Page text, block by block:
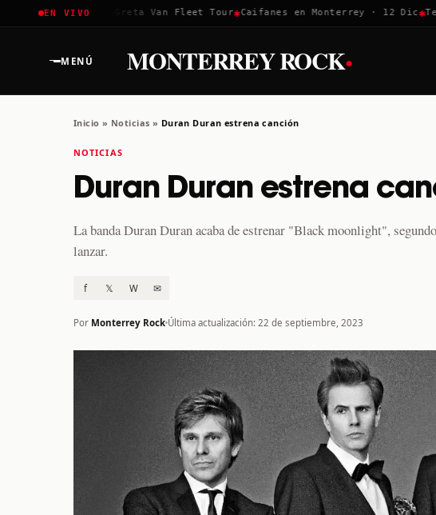
EN VIVO
Coachella 2026 Greta Van Fleet Tour✱Caifanes en Monterrey · 12 Dic✱
MENÚ MONTERREY ROCK·
Inicio » Noticias » Duran Duran estrena canción
NOTICIAS
Duran Duran estrena
La banda Duran Duran acaba de estrenar "Black moonlight",
lanzar.
f 𝕏 W ✉
Por Monterrey Rock Última actualización: 22 de septiembre, 2023